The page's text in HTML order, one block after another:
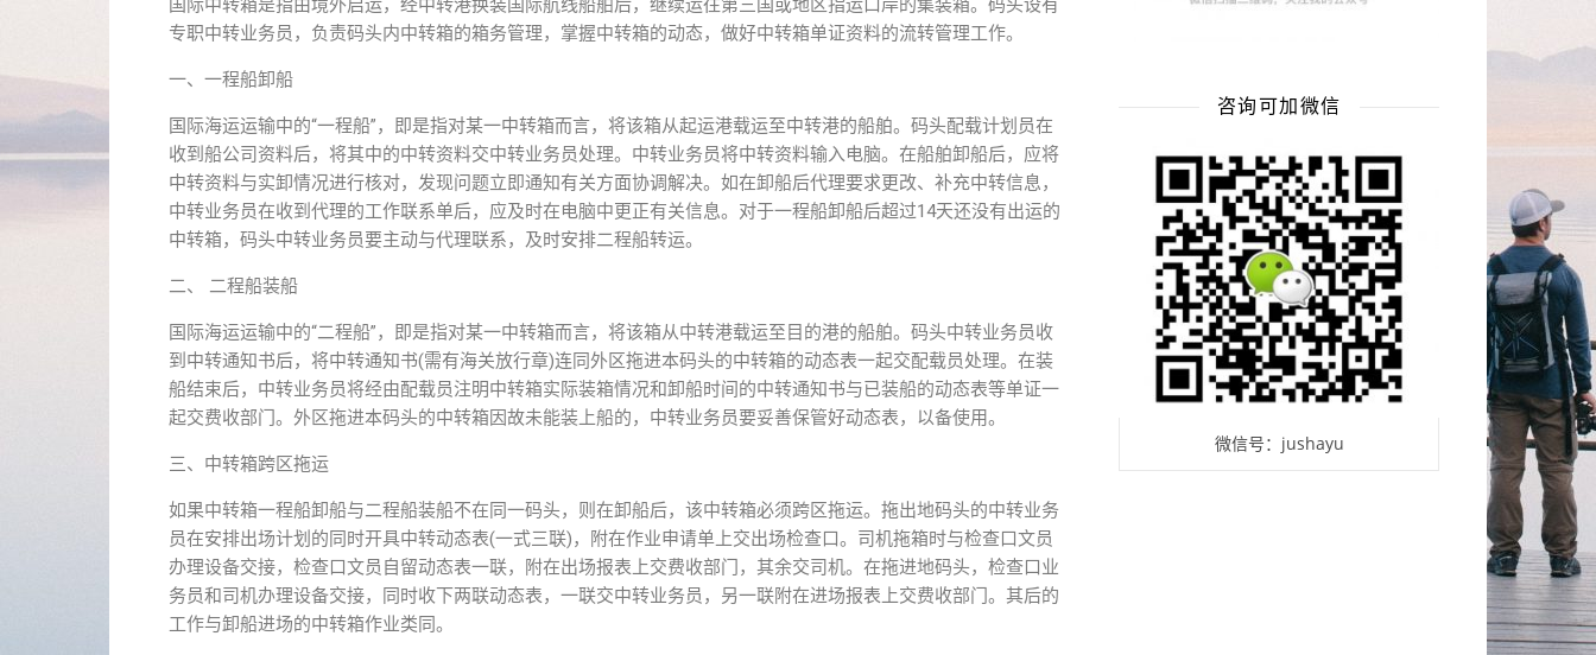
国际中转箱是指由境外启运，经中转港换装国际航线船舶后，继续运往第三国或地区指运口岸的集装箱。码头设有
专职中转业务员，负责码头内中转箱的箱务管理，掌握中转箱的动态，做好中转箱单证资料的流转管理工作。
一、一程船卸船
国际海运运输中的“一程船”，即是指对某一中转箱而言，将该箱从起运港载运至中转港的船舶。码头配载计划员在
收到船公司资料后，将其中的中转资料交中转业务员处理。中转业务员将中转资料输入电脑。在船舶卸船后，应将
中转资料与实卸情况进行核对，发现问题立即通知有关方面协调解决。如在卸船后代理要求更改、补充中转信息，
中转业务员在收到代理的工作联系单后，应及时在电脑中更正有关信息。对于一程船卸船后超过14天还没有出运的
中转箱，码头中转业务员要主动与代理联系，及时安排二程船转运。
二、 二程船装船
国际海运运输中的“二程船”，即是指对某一中转箱而言，将该箱从中转港载运至目的港的船舶。码头中转业务员收
到中转通知书后，将中转通知书(需有海关放行章)连同外区拖进本码头的中转箱的动态表一起交配载员处理。在装
船结束后，中转业务员将经由配载员注明中转箱实际装箱情况和卸船时间的中转通知书与已装船的动态表等单证一
起交费收部门。外区拖进本码头的中转箱因故未能装上船的，中转业务员要妥善保管好动态表，以备使用。
三、中转箱跨区拖运
如果中转箱一程船卸船与二程船装船不在同一码头，则在卸船后，该中转箱必须跨区拖运。拖出地码头的中转业务
员在安排出场计划的同时开具中转动态表(一式三联)，附在作业申请单上交出场检查口。司机拖箱时与检查口文员
办理设备交接，检查口文员自留动态表一联，附在出场报表上交费收部门，其余交司机。在拖进地码头，检查口业
务员和司机办理设备交接，同时收下两联动态表，一联交中转业务员，另一联附在进场报表上交费收部门。其后的
工作与卸船进场的中转箱作业类同。
咨询可加微信
微信号：jushayu